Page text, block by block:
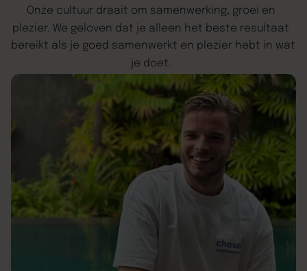
Onze cultuur draait om samenwerking, groei en
plezier. We geloven dat je alleen het beste resultaat
bereikt als je goed samenwerkt en plezier hebt in wat
je doet.